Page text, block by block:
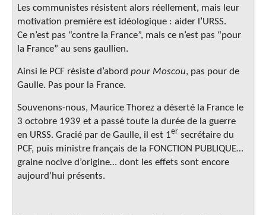
Les communistes résistent alors réellement, mais leur
motivation première est idéologique : aider l’URSS.
Ce n’est pas “contre la France”, mais ce n’est pas “pour
la France” au sens gaullien.
Ainsi le PCF résiste d’abord pour Moscou, pas pour de
Gaulle. Pas pour la France.
Souvenons-nous, Maurice Thorez a déserté la France le
3 octobre 1939 et a passé toute la durée de la guerre
en URSS. Gracié par de Gaulle, il est 1er secrétaire du
PCF, puis ministre français de la FONCTION PUBLIQUE…
graine nocive d’origine… dont les effets sont encore
aujourd’hui présents.